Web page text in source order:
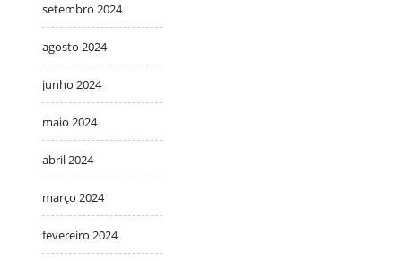
setembro 2024
agosto 2024
junho 2024
maio 2024
abril 2024
março 2024
fevereiro 2024